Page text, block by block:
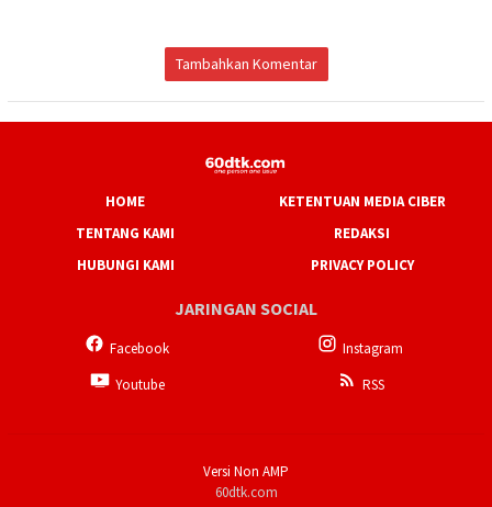
Tambahkan Komentar
HOME
KETENTUAN MEDIA CIBER
TENTANG KAMI
REDAKSI
HUBUNGI KAMI
PRIVACY POLICY
JARINGAN SOCIAL
Facebook
Instagram
Youtube
RSS
Versi Non AMP
60dtk.com